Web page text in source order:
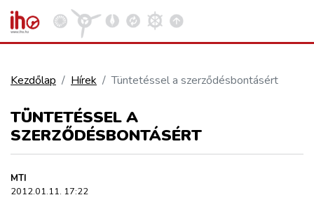
VASÚT
REPÜLÉS
Kosár megtekintése
Kezdőlap Hírek Tüntetéssel a szerződésbontásért
TÜNTETÉSSEL A
SZERZŐDÉSBONTÁSÉRT
MTI
2012.01.11. 17:22